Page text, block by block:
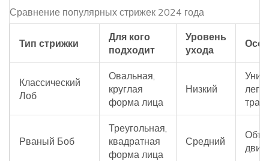
Сравнение популярных стрижек 2024 года
Тип стрижки
Для кого
подходит
Уровень
ухода
Классический
Лоб
Овальная,
круглая
форма лица
Низкий
легко
Рваный Боб
Треугольная,
квадратная
форма лица
Средний